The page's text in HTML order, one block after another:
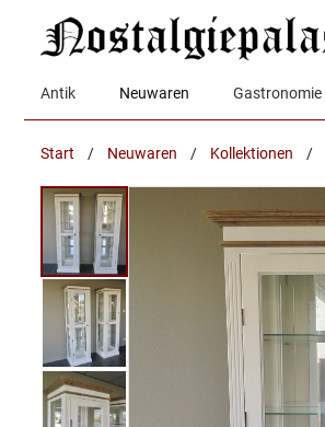
Antik Neuwaren Gastronomie
Start / Neuwaren / Kollektionen /